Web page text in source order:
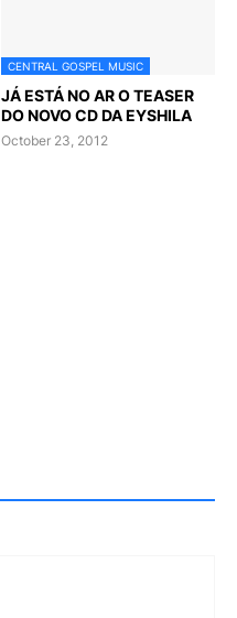
CENTRAL GOSPEL MUSIC
JÁ ESTÁ NO AR O TEASER
DO NOVO CD DA EYSHILA
October 23, 2012